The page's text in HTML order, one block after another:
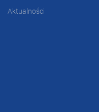
Aktualności